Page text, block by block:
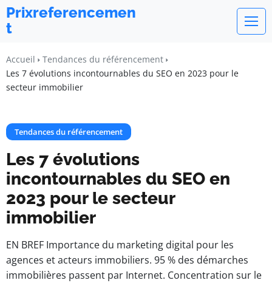
Prixreferencemen
t
Accueil
Tendances du référencement
Les 7 évolutions incontournables du SEO en 2023 pour le
secteur immobilier
Tendances du référencement
Les 7 évolutions
incontournables du SEO en
2023 pour le secteur
immobilier
EN BREF Importance du marketing digital pour les
agences et acteurs immobiliers. 95 % des démarches
immobilières passent par Internet. Concentration sur le